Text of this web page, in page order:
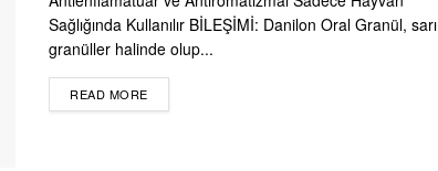
Sağlığında Kullanılır BİLEŞİMİ: Danilon Oral Granül, sarı
granüller halinde olup...
READ MOREDETAILS